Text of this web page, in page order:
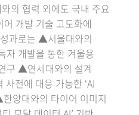
의 협력 외에도 국내 주요
개발 기술 고도화에
과로는 ▲서울대와의
자 개발을 통한 겨울용
구 ▲연세대와의 설계
전에 대응 가능한 ‘AI
양대와의 타이어 이미지